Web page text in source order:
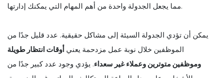
مما يجعل الجدولة واحدة من أهم المهام التي يمكنك إدارتها.
يمكن أن تؤدي الجدولة السيئة إلى مشاكل حقيقية. عدد قليل جدًا من
الموظفين خلال نوبة عمل مزدحمة يعني أوقات انتظار طويلة
وموظفين متوترين وعملاء غير سعداء. يؤدي وجود عدد كبير جدًا من